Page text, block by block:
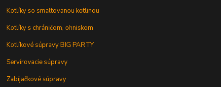
Kotlíky so smaltovanou kotlinou
Kotlíky s chráničom, ohniskom
Kotlíkové súpravy BIG PARTY
Servírovacie súpravy
Zabíjačkové súpravy